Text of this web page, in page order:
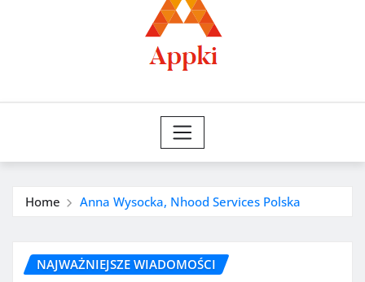
Home Anna Wysocka, Nhood Services Polska
NAJWAŻNIEJSZE WIADOMOŚCI